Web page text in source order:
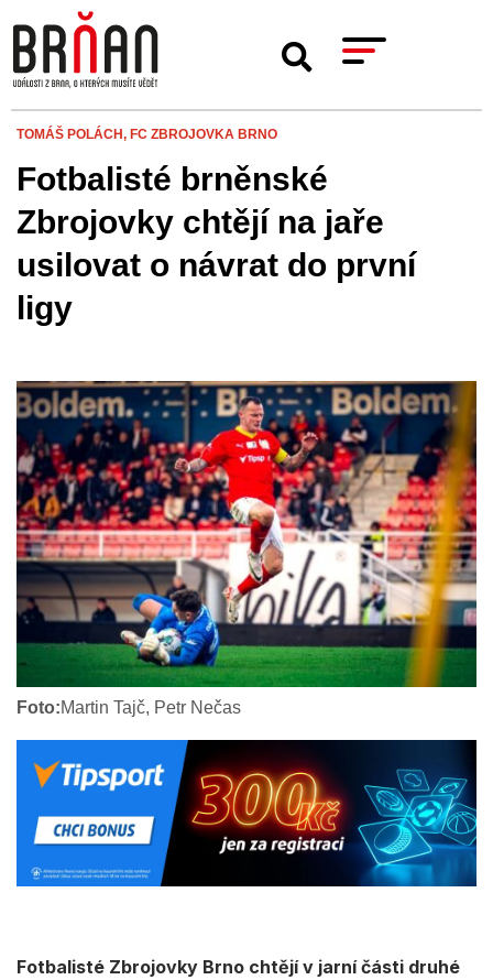
TOMÁŠ POLÁCH, FC ZBROJOVKA BRNO
Fotbalisté brněnské
Zbrojovky chtějí na jaře
usilovat o návrat do první
ligy
Foto:Martin Tajč, Petr Nečas
Fotbalisté Zbrojovky Brno chtějí v jarní části druhé